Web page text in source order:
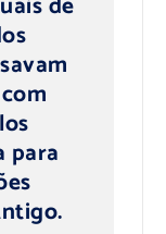
para